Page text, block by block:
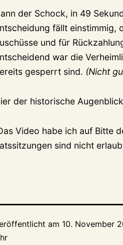
der Schock, in 49
fällt einstimmig,
und für
war die
gesperrt sind. (Nicht
der historische
Video habe ich auf Bitte
sind nicht
am 10. November